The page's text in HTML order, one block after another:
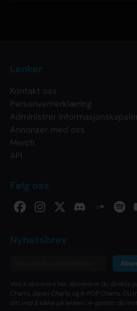
Lenker
Kontakt oss
Personvernerklæring
Administrer
Annonser med oss
Merch
API
Følg oss
Nyhetsbrev
Ved å abonnere her, abonnerer du direkte
Charts, Japan Charts og K-POP Charts. Du
ditt ved å klikke på lenken i e-posten du